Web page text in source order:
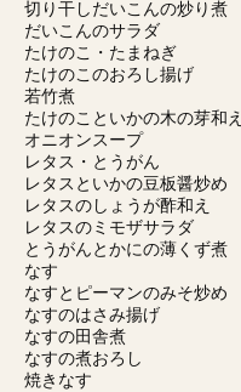
切り干しだいこんの炒り煮
だいこんのサラダ
たけのこ・たまねぎ
たけのこのおろし揚げ
若竹煮
たけのこといかの木の芽和え
オニオンスープ
レタス・とうがん
レタスといかの豆板醤炒め
レタスのしょうが酢和え
レタスのミモザサラダ
とうがんとかにの薄くず煮
なす
なすとピーマンのみそ炒め
なすのはさみ揚げ
なすの田舎煮
なすの煮おろし
焼きなす